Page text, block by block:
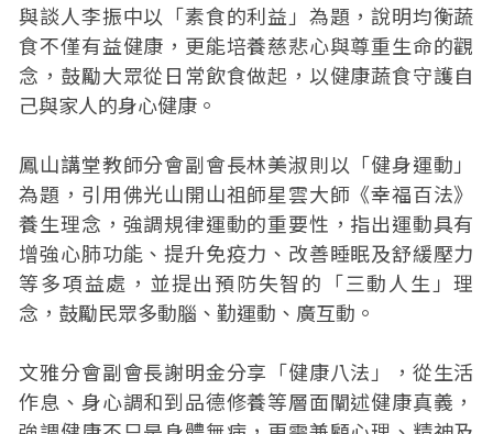
與談人李振中以「素食的利益」為題，說明均衡蔬
食不僅有益健康，更能培養慈悲心與尊重生命的觀
念，鼓勵大眾從日常飲食做起，以健康蔬食守護自
己與家人的身心健康。
鳳山講堂教師分會副會長林美淑則以「健身運動」
為題，引用佛光山開山祖師星雲大師《幸福百法》
養生理念，強調規律運動的重要性，指出運動具有
增強心肺功能、提升免疫力、改善睡眠及舒緩壓力
等多項益處，並提出預防失智的「三動人生」理
念，鼓勵民眾多動腦、勤運動、廣互動。
文雅分會副會長謝明金分享「健康八法」，從生活
作息、身心調和到品德修養等層面闡述健康真義，